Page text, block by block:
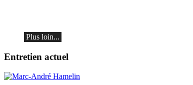
Plus loin...
Entretien actuel